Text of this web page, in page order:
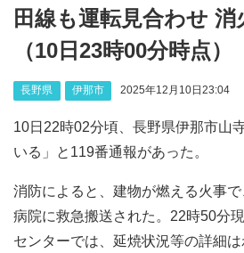
田線も運転見合わせ 消
（10日23時00分時点）
長野県 伊那市 2025年12月10日23:04
10日22時02分頃、長野県伊那市山
いる」と119番通報があった。
消防によると、建物が燃える火事
病院に救急搬送された。22時50分
センターでは、延焼状況等の詳細